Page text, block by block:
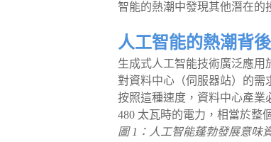
智能的熱潮中發現其他潛在的
人工智能的熱潮背
生成式人工智能技術廣泛應用
對資料中心（伺服器站）的
按照這種速度，資料中心產業
480 太瓦時的電力，相當於整
圖 1：人工智能蓬勃發展意味